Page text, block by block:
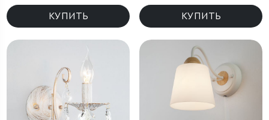
КУПИТЬ КУПИТЬ